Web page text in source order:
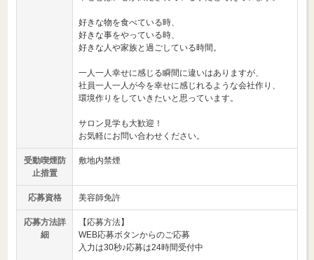
好きな物を食べている時、
好きな事をやっている時、
好きな人や家族と過ごしている時間。
一人一人幸せに感じる瞬間に違いはありますが、
社員一人一人が今を幸せに感じれるような会社作り、
環境作りをしていきたいと思っています。
サロン見学も大歓迎！
お気軽にお問い合わせください。
受動喫煙防
止措置
敷地内禁煙
応募資格 美容師免許
応募方法詳
細
【応募方法】
WEB応募ボタンからのご応募
入力は30秒♪応募は24時間受付中